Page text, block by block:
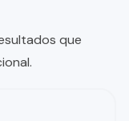
que